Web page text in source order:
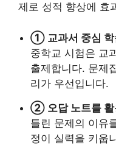
제로 성적 향상에 효
① 교과서 중심 학
중학교 시험은 교
출제합니다. 문제
리가 우선입니다.
② 오답 노트를 활
틀린 문제의 이유
정이 실력을 키웁